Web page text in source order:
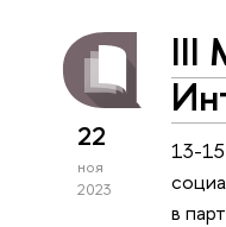
22
ноя
2023
III
13-15
в